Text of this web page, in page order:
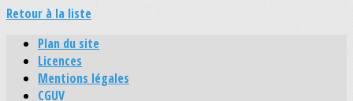
Retour à la liste
Plan du site
Licences
Mentions légales
CGUV